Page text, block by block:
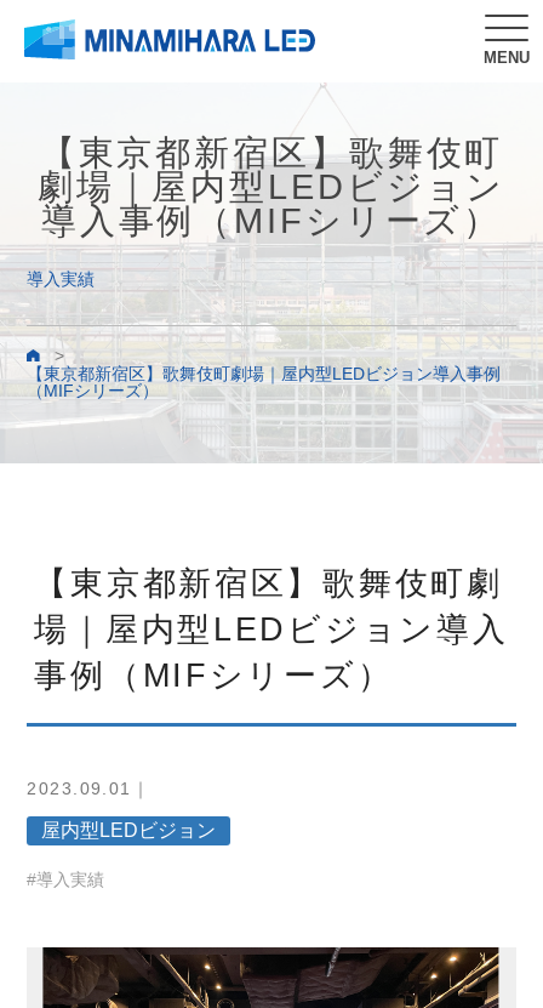
MENU
【東京都新宿区】歌舞伎町
劇場｜屋内型LEDビジョン
導入事例（MIFシリーズ）
導入実績
>
【東京都新宿区】歌舞伎町劇場｜屋内型LEDビジョン導入事例
（MIFシリーズ）
【東京都新宿区】歌舞伎町劇
場｜屋内型LEDビジョン導入
事例（MIFシリーズ）
2023.09.01｜
屋内型LEDビジョン
#導入実績